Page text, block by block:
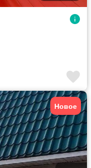
Новое